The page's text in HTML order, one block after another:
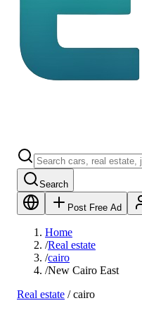
Search
Post Free Ad
Home
/Real estate
/cairo
/New Cairo East
Real estate /cairo